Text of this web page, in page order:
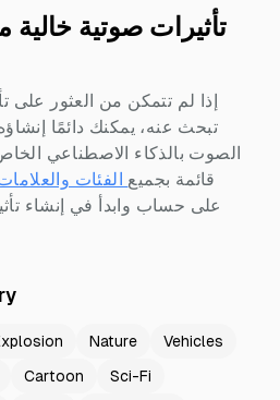
تأثيرات صوتية
إذا لم تتمكن من العثور على
تبحث عنه، يمكنك دائمًا
الصوت بالذكاء الاصطناعي
قائمة بجميع الفئات
على حساب وابدأ في إنشاء
Nature
Vehicles
Cartoon
Sci-Fi